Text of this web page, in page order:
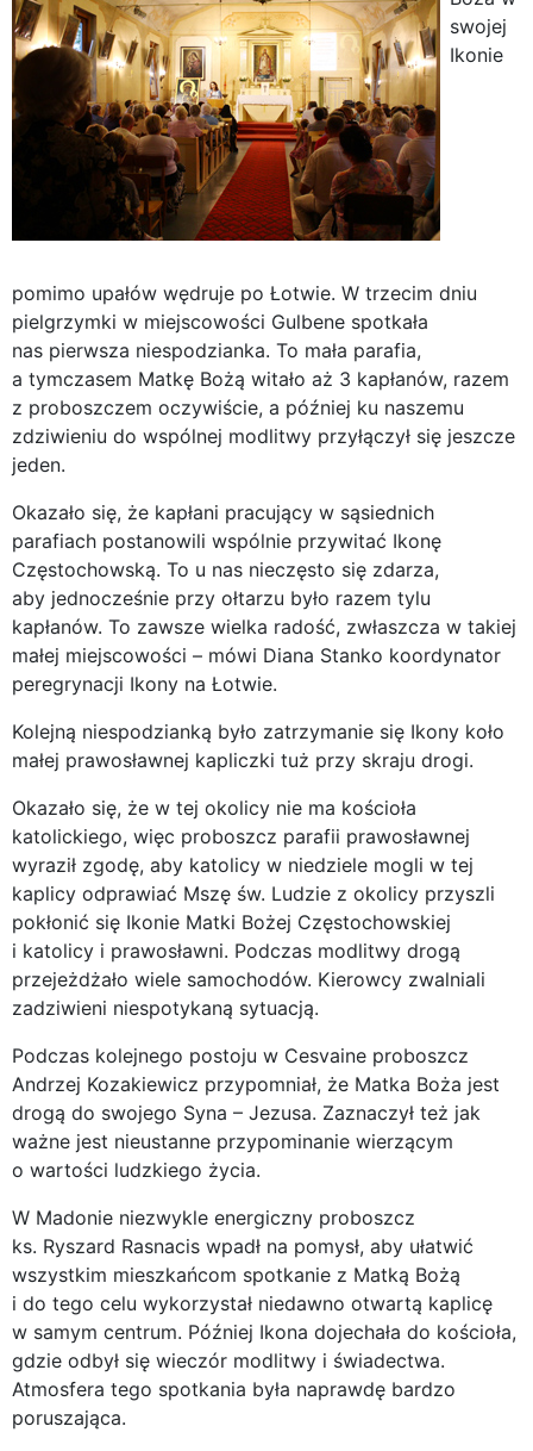
swojej
Ikonie
pomimo upałów wędruje po Łotwie. W trzecim dniu
pielgrzymki w miejscowości Gulbene spotkała
nas pierwsza niespodzianka. To mała parafia,
a tymczasem Matkę Bożą witało aż 3 kapłanów, razem
z proboszczem oczywiście, a później ku naszemu
zdziwieniu do wspólnej modlitwy przyłączył się jeszcze
jeden.
Okazało się, że kapłani pracujący w sąsiednich
parafiach postanowili wspólnie przywitać Ikonę
Częstochowską. To u nas nieczęsto się zdarza,
aby jednocześnie przy ołtarzu było razem tylu
kapłanów. To zawsze wielka radość, zwłaszcza w takiej
małej miejscowości – mówi Diana Stanko koordynator
peregrynacji Ikony na Łotwie.
Kolejną niespodzianką było zatrzymanie się Ikony koło
małej prawosławnej kapliczki tuż przy skraju drogi.
Okazało się, że w tej okolicy nie ma kościoła
katolickiego, więc proboszcz parafii prawosławnej
wyraził zgodę, aby katolicy w niedziele mogli w tej
kaplicy odprawiać Mszę św. Ludzie z okolicy przyszli
pokłonić się Ikonie Matki Bożej Częstochowskiej
i katolicy i prawosławni. Podczas modlitwy drogą
przejeżdżało wiele samochodów. Kierowcy zwalniali
zadziwieni niespotykaną sytuacją.
Podczas kolejnego postoju w Cesvaine proboszcz
Andrzej Kozakiewicz przypomniał, że Matka Boża jest
drogą do swojego Syna – Jezusa. Zaznaczył też jak
ważne jest nieustanne przypominanie wierzącym
o wartości ludzkiego życia.
W Madonie niezwykle energiczny proboszcz
ks. Ryszard Rasnacis wpadł na pomysł, aby ułatwić
wszystkim mieszkańcom spotkanie z Matką Bożą
i do tego celu wykorzystał niedawno otwartą kaplicę
w samym centrum. Później Ikona dojechała do kościoła,
gdzie odbył się wieczór modlitwy i świadectwa.
Atmosfera tego spotkania była naprawdę bardzo
poruszająca.